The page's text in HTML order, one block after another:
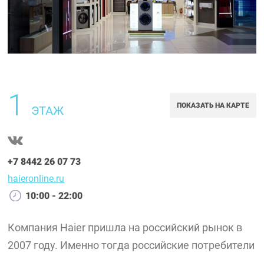
1 ЭТАЖ ПОКАЗАТЬ НА КАРТЕ
+7 8442 26 07 73
haieronline.ru
10:00 - 22:00
Компания Haier пришла на российский рынок в
2007 году. Именно тогда российские потребители